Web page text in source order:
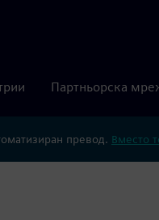
Партньорска
превод. Вместо